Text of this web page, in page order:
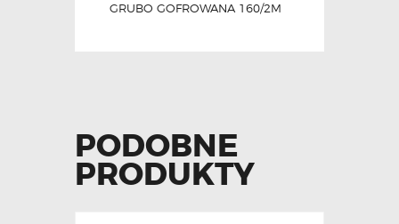
GRUBO GOFROWANA 160/2M
PODOBNE
PRODUKTY